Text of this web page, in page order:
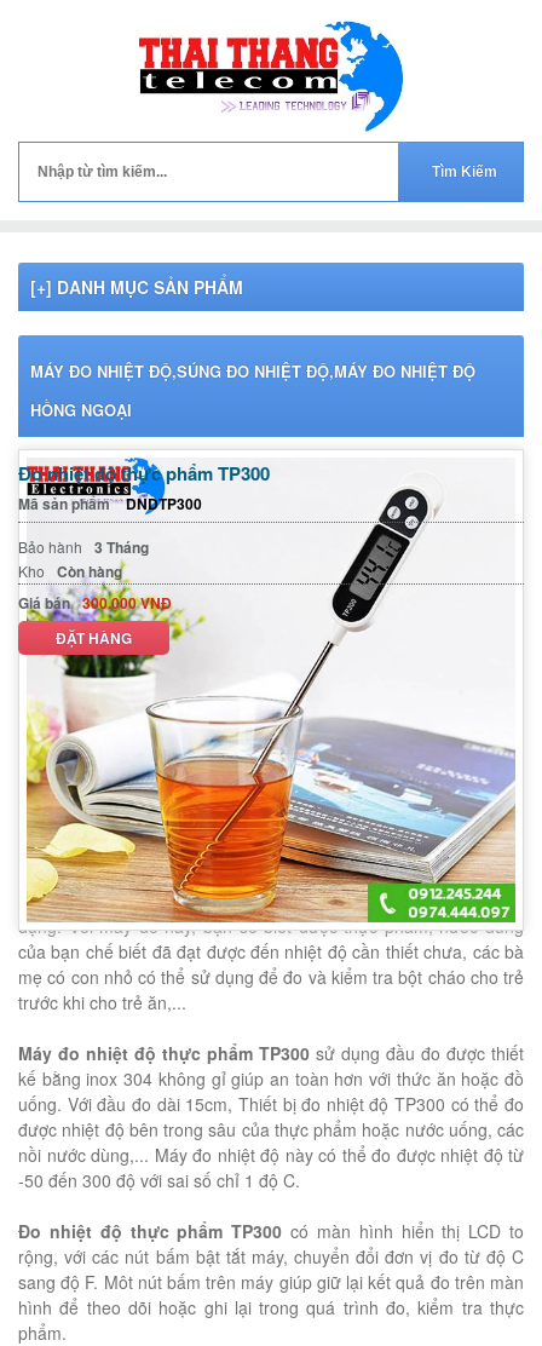
[+] DANH MỤC SẢN PHẨM
MÁY ĐO NHIỆT ĐỘ,SÚNG ĐO NHIỆT ĐỘ,MÁY ĐO NHIỆT ĐỘ
HỒNG NGOẠI
Đo nhiệt độ thực phẩm TP300
Mã sản phẩm DNDTP300
Bảo hành 3 Tháng
Kho
Còn hàng
Giá bán 300.000 VNĐ
ĐẶT HÀNG
MÔ TẢ SẢN PHẨM THÔNG SỐ KỸ THUẬT
Đo nhiệt độ thực phẩm TP300
Máy đo nhiệt độ thực phẩmhaythiết bị đo nhiệt độ thực
phẩmlà thiết bị sử dung trong nhà bếp để đo nhiệt độ của các
món ăn, đồ uống trong khi chế biến hoặc trước khi đưa ra sử
dụng. Với máy đo này, bạn sẽ biết được thực phẩm, nước dùng
của bạn chế biết đã đạt được đến nhiệt độ cần thiết chưa, các bà
mẹ có con nhỏ có thể sử dụng để đo và kiểm tra bột cháo cho trẻ
trước khi cho trẻ ăn,...
Máy đo nhiệt độ thực phẩm TP300 sử dụng đầu đo được thiết
kế bằng inox 304 không gỉ giúp an toàn hơn với thức ăn hoặc đồ
uống. Với đầu đo dài 15cm, Thiết bị đo nhiệt độ TP300 có thể đo
được nhiệt độ bên trong sâu của thực phẩm hoặc nước uống, các
nồi nước dùng,... Máy đo nhiệt độ này có thể đo được nhiệt độ từ
-50 đến 300 độ với sai số chỉ 1 độ C.
Đo nhiệt độ thực phẩm TP300 có màn hình hiển thị LCD to
rộng, với các nút bấm bật tắt máy, chuyển đổi đơn vị đo từ độ C
sang độ F. Môt nút bấm trên máy giúp giữ lại kết quả đo trên màn
hình để theo dõi hoặc ghi lại trong quá trình đo, kiểm tra thực
phẩm.